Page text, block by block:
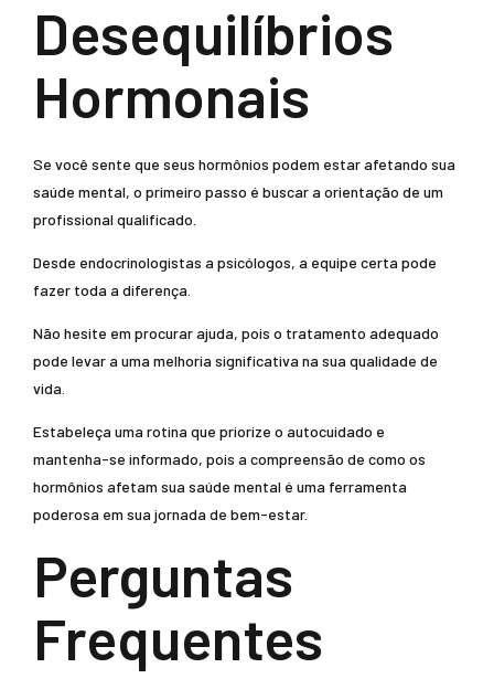
Desequilíbrios
Hormonais
Se você sente que seus hormônios podem estar afetando sua
saúde mental, o primeiro passo é buscar a orientação de um
profissional qualificado.
Desde endocrinologistas a psicólogos, a equipe certa pode
fazer toda a diferença.
Não hesite em procurar ajuda, pois o tratamento adequado
pode levar a uma melhoria significativa na sua qualidade de
vida.
Estabeleça uma rotina que priorize o autocuidado e
mantenha-se informado, pois a compreensão de como os
hormônios afetam sua saúde mental é uma ferramenta
poderosa em sua jornada de bem-estar.
Perguntas
Frequentes